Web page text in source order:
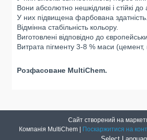
Вони абсолютно нешкідливі і стійкі
У них підвищена фарбована здатність.
Відмінна стабільність кольору.
Виготовлені відповідно до
Витрата пігменту 3-8 % маси (цемент,
Розфасоване MultiChem.
Сайт створений на
Поскаржитися на